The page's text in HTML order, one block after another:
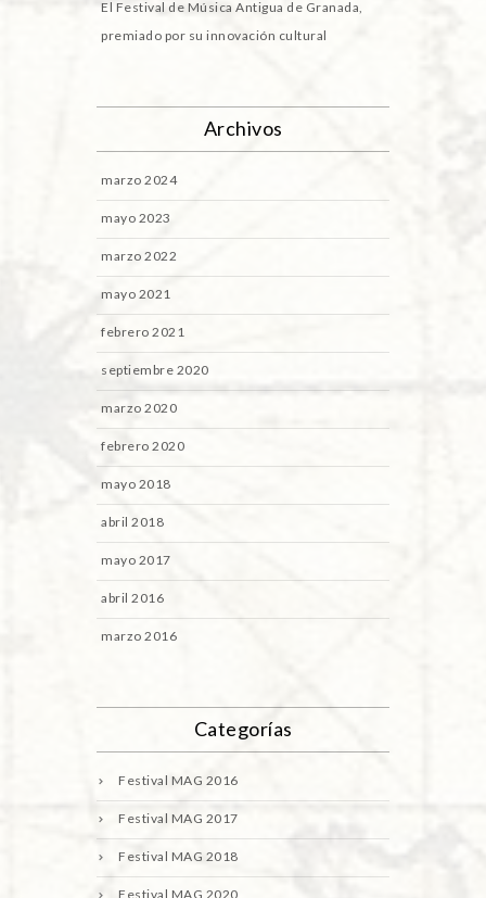
El Festival de Música Antigua de Granada,
premiado por su innovación cultural
Archivos
marzo 2024
mayo 2023
marzo 2022
mayo 2021
febrero 2021
septiembre 2020
marzo 2020
febrero 2020
mayo 2018
abril 2018
mayo 2017
abril 2016
marzo 2016
Categorías
Festival MAG 2016
Festival MAG 2017
Festival MAG 2018
Festival MAG 2020